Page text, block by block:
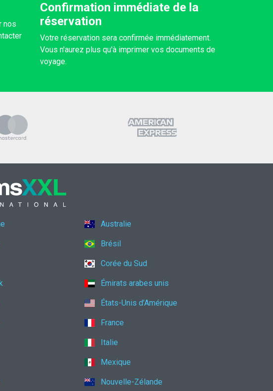
nos
Confirmation immédiate de la
réservation
Votre réservation sera confirmée immédiatement.
Vous n'aurez plus qu'à imprimer vos documents de
voyage.
Australie
Brésil
Corée du Sud
Émirats arabes unis
États-Unis d’Amérique
France
Italie
Mexique
Nouvelle-Zélande